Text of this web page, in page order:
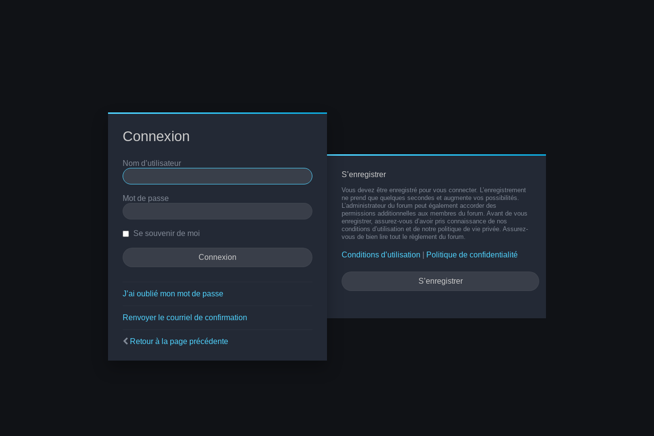
Connexion
Nom d’utilisateur
Mot de passe
Se souvenir de moi
J’ai oublié mon mot de passe
Renvoyer le courriel de confirmation
Retour à la page précédente
S’enregistrer
Vous devez être enregistré pour vous connecter. L’enregistrement
ne prend que quelques secondes et augmente vos possibilités.
L’administrateur du forum peut également accorder des
permissions additionnelles aux membres du forum. Avant de vous
enregistrer, assurez-vous d’avoir pris connaissance de nos
conditions d’utilisation et de notre politique de vie privée. Assurez-
vous de bien lire tout le règlement du forum.
Conditions d’utilisation Politique de confidentialité
S’enregistrer